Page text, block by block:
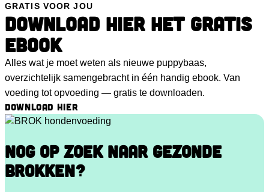
GRATIS VOOR JOU
DOWNLOAD HIER HET GRATIS
EBOOK
Alles wat je moet weten als nieuwe puppybaas,
overzichtelijk samengebracht in één handig ebook. Van
voeding tot opvoeding — gratis te downloaden.
DOWNLOAD HIER
NOG OP ZOEK NAAR GEZONDE
BROKKEN?